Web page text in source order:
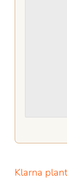
Klarna